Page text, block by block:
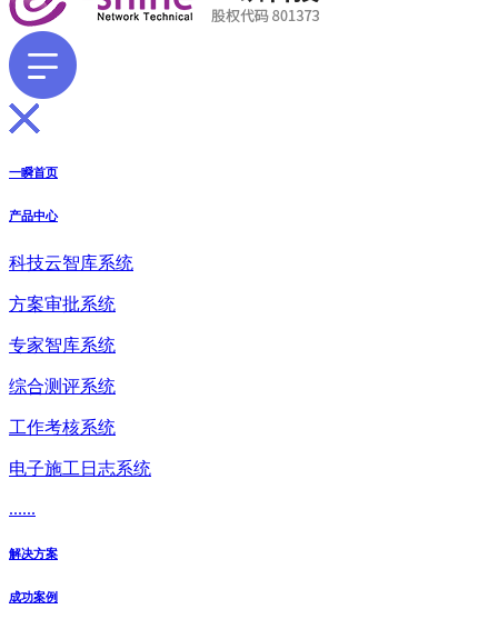
一瞬首页
产品中心
科技云智库系统
方案审批系统
专家智库系统
综合测评系统
工作考核系统
电子施工日志系统
......
解决方案
成功案例